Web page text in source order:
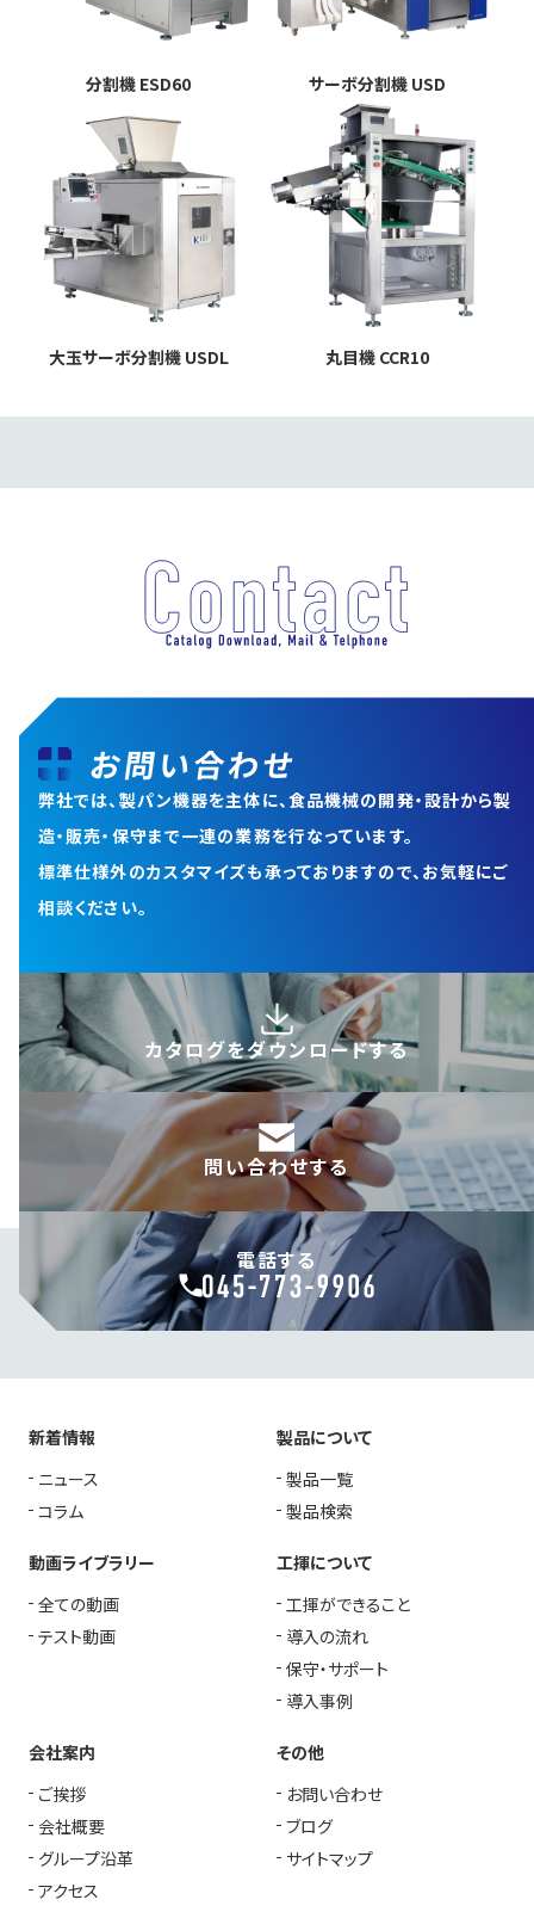
分割機 ESD60 サーボ分割機 USD
大玉サーボ分割機 USDL 丸目機 CCR10
お問い合わせ
弊社では、製パン機器を主体に、食品機械の開発・設計から製
造・販売・保守まで一連の業務を行なっています。
標準仕様外のカスタマイズも承っておりますので、お気軽にご
相談ください。
カタログをダウンロードする
問い合わせする
電話する
新着情報
ニュース
コラム
製品について
製品一覧
製品検索
動画ライブラリー
全ての動画
テスト動画
工揮について
工揮ができること
導入の流れ
保守・サポート
導入事例
会社案内
ご挨拶
会社概要
グループ沿革
アクセス
その他
お問い合わせ
ブログ
サイトマップ